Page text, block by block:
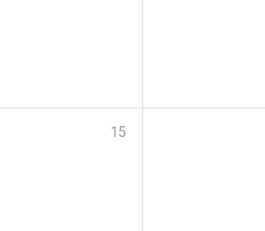
15